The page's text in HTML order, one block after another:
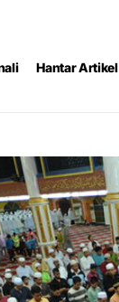
Hantar Artikel